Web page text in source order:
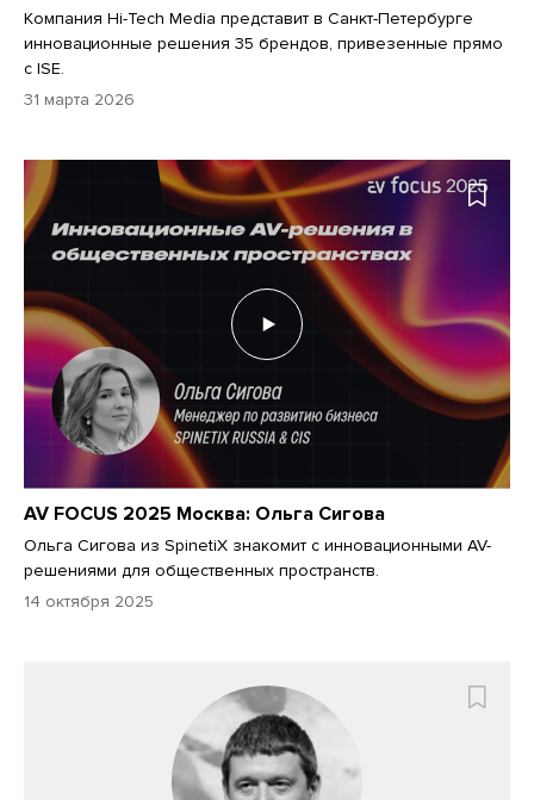
Компания Hi-Tech Media представит в Санкт-Петербурге
инновационные решения 35 брендов, привезенные прямо
с ISE.
31 марта 2026
AV FOCUS 2025 Москва: Ольга Сигова
Ольга Сигова из SpinetiX знакомит с инновационными AV-
решениями для общественных пространств.
14 октября 2025